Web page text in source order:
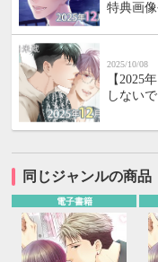
特典画
2025/10/08
【2025
しない
同じジャンルの商品
電子書籍